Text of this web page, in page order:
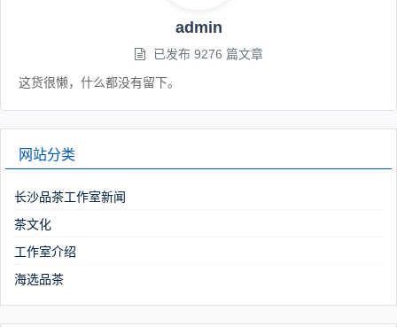
admin
已发布 9276 篇文章
这货很懒，什么都没有留下。
网站分类
长沙品茶工作室新闻
茶文化
工作室介绍
海选品茶